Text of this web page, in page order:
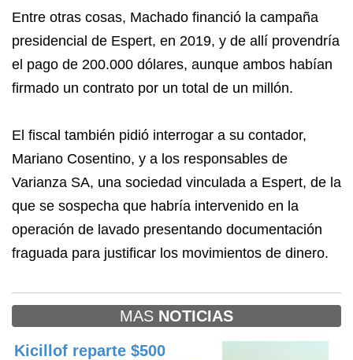
Entre otras cosas, Machado financió la campaña
presidencial de Espert, en 2019, y de allí provendría
el pago de 200.000 dólares, aunque ambos habían
firmado un contrato por un total de un millón.
El fiscal también pidió interrogar a su contador,
Mariano Cosentino, y a los responsables de
Varianza SA, una sociedad vinculada a Espert, de la
que se sospecha que habría intervenido en la
operación de lavado presentando documentación
fraguada para justificar los movimientos de dinero.
MAS NOTICIAS
Kicillof reparte $500